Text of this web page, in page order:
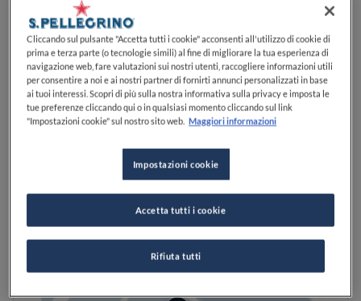
Cliccando sul pulsante "Accetta tutti i cookie" acconsenti all'utilizzo di cookie di
prima e terza parte (o tecnologie simili) al fine di migliorare la tua esperienza di
navigazione web, fare valutazioni sui nostri utenti, raccogliere informazioni utili
per consentire a noi e ai nostri partner di fornirti annunci personalizzati in base
ai tuoi interessi. Scopri di più sulla nostra informativa sulla privacy e imposta le
tue preferenze cliccando qui o in qualsiasi momento cliccando sul link
"Impostazioni cookie" sul nostro sito web. Maggiori informazioni
Impostazioni cookie
Rifiuta tutti
Accetta tutti i cookie